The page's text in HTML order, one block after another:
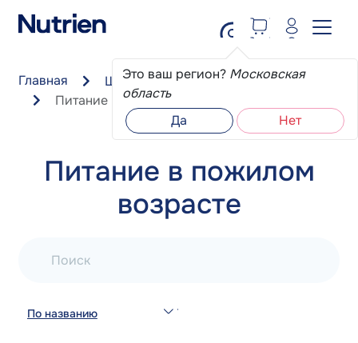
Это ваш регион? Московская
область
Да
Нет
Главная
Школа пациента
Питание в пожилом возрасте
Питание в пожилом
возрасте
Поиск
По названию